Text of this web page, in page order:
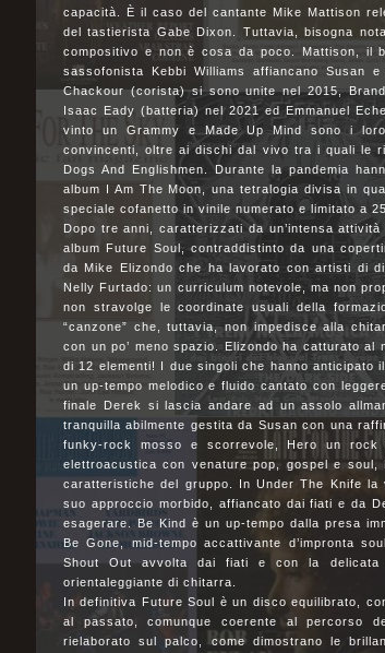
capacità. È il caso del cantante Mike Mattison
del tastierista Gabe Dixon. Tuttavia, bisogna
compositivo e non è cosa da poco. Mattison, il
sassofonista Kebbi Williams affiancano Susan
Chackour (corista) si sono unite nel 2015,
Isaac Eady (batteria) nel 2021 ed Emmanuel
vinto un Grammy e Made Up Mind sono i
convincenti, oltre ai dischi dal vivo tra i quali le
Dogs And Englishmen. Durante la pandemia
album I Am The Moon, una tetralogia divisa in
speciale cofanetto in vinile numerato e limitato a
Dopo tre anni, caratterizzati da un’intensa
album Future Soul, contraddistinto da una
da Mike Elizondo che ha lavorato con artisti di
Nelly Furtado: un curriculum notevole, ma non
non stravolge le coordinate usuali della
“canzone” che, tuttavia, non impedisce alla
con un po’ meno spazio. Elizondo ha catturato
di 12 elementi! I due singoli che hanno anticipato
un up-tempo melodico e fluido cantato con
finale Derek si lascia andare ad un assolo
tranquilla abilmente gestita da Susan con una
funky-rock mosso e scorrevole, Hero un
elettroacustica con venature pop, gospel e
caratteristiche del gruppo. In Under The Knife
suo approccio morbido, affiancato dai fiati e da
esagerare. Be Kind è un up-tempo dalla presa
Be Gone, mid-tempo accattivante d’impronta
Shout Out avvolta dai fiati e con la delicata
orientaleggiante di chitarra.
In definitiva Future Soul è un disco equilibrato,
al passato, comunque coerente al percorso
rielaborato sul palco, come dimostrano le